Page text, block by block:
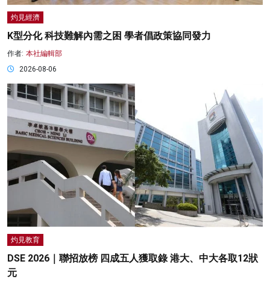
灼見經濟
K型分化 科技難解內需之困 學者倡政策協同發力
作者: 本社編輯部
2026-08-06
灼見教育
DSE 2026｜聯招放榜 四成五人獲取錄 港大、中大各取12狀
元